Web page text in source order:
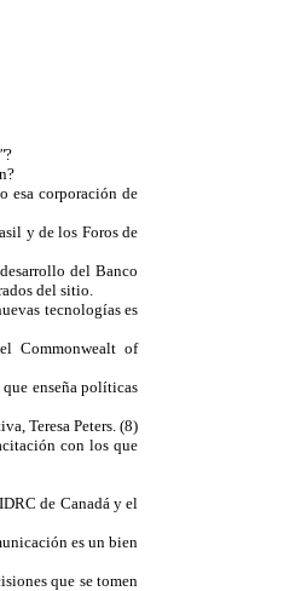
?
esa corporación de
y de los Foros de
del Banco
del sitio.
tecnologías es
Commonwealt of
enseña políticas
Teresa Peters. (8)
con los que
de Canadá y el
es un bien
que se tomen